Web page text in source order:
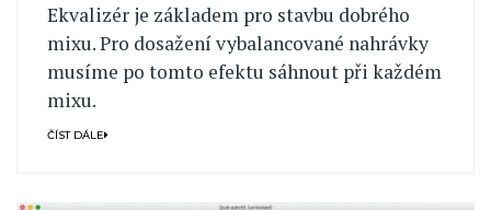
Ekvalizér je základem pro stavbu dobrého
mixu. Pro dosažení vybalancované nahrávky
musíme po tomto efektu sáhnout při každém
mixu.
ČÍST DÁLE